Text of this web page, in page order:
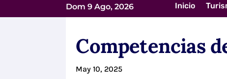
Dom 9 Ago, 2026 Inicio
Competencias
May 10, 2025